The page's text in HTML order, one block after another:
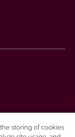
storing of cookies